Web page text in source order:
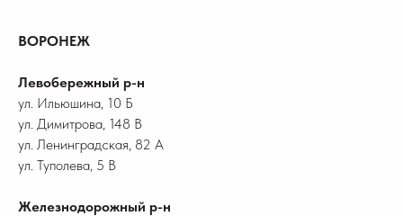
ВОРОНЕЖ
Левобережный р-н
ул. Ильюшина, 10 Б
ул. Димитрова, 148 В
ул. Ленинградская, 82 А
ул. Туполева, 5 В
Железнодорожный р-н